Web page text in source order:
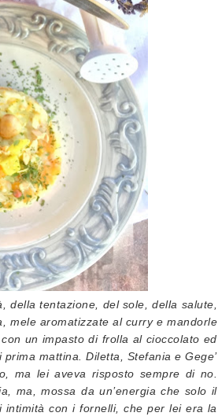
della tentazione, del sole, della salute,
mele aromatizzate al curry e mandorle
un impasto di frolla al cioccolato ed
mattina. Diletta, Stefania e Gege’
ma lei aveva risposto sempre di no.
ma, mossa da un’energia che solo il
intimità con i fornelli, che per lei era la